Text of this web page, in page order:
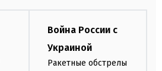
Война России с
Украиной
Ракетные обстрелы